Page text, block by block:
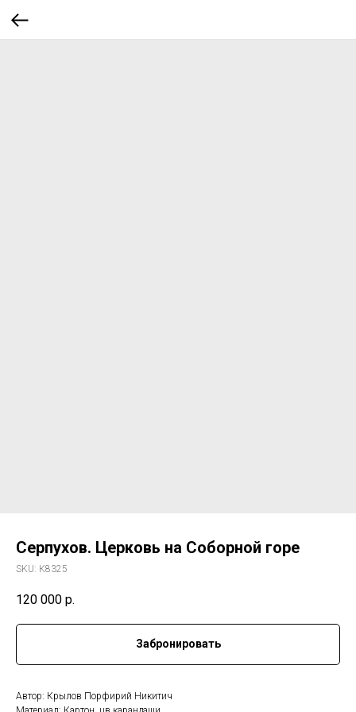
Серпухов. Церковь на Соборной горе
SKU: К8325
120 000 р.
Забронировать
Автор: Крылов Порфирий Никитич